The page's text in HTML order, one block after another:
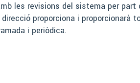
les revisions del sistema per
proporciona i
i periòdica.